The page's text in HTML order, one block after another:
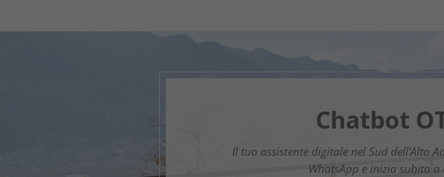
Chatbot
Il tuo assistente digitale nel Sud dell’Alto
WhatsApp e inizia subito
Guestnet
La nuova guida digitale